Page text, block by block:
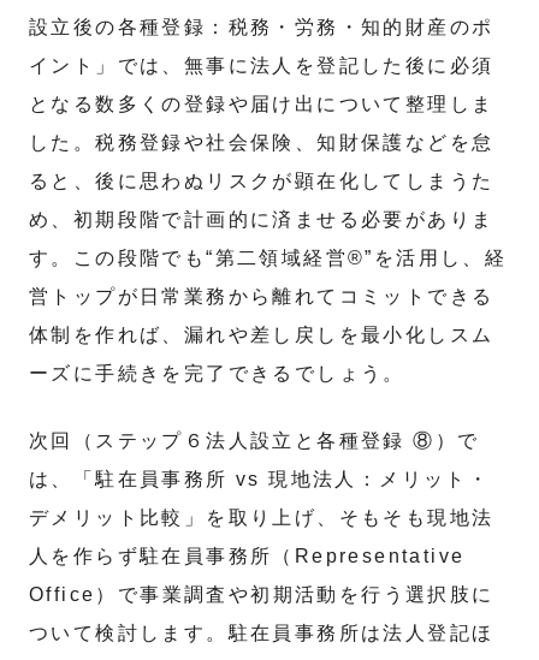
設立後の各種登録：税務・労務・知的財産のポ
イント」では、無事に法人を登記した後に必須
となる数多くの登録や届け出について整理しま
した。税務登録や社会保険、知財保護などを怠
ると、後に思わぬリスクが顕在化してしまうた
め、初期段階で計画的に済ませる必要がありま
す。この段階でも“第二領域経営®”を活用し、経
営トップが日常業務から離れてコミットできる
体制を作れば、漏れや差し戻しを最小化しスム
ーズに手続きを完了できるでしょう。
次回（ステップ６法人設立と各種登録 ⑧）で
は、「駐在員事務所 vs 現地法人：メリット・
デメリット比較」を取り上げ、そもそも現地法
人を作らず駐在員事務所（Representative
Office）で事業調査や初期活動を行う選択肢に
ついて検討します。駐在員事務所は法人登記ほ